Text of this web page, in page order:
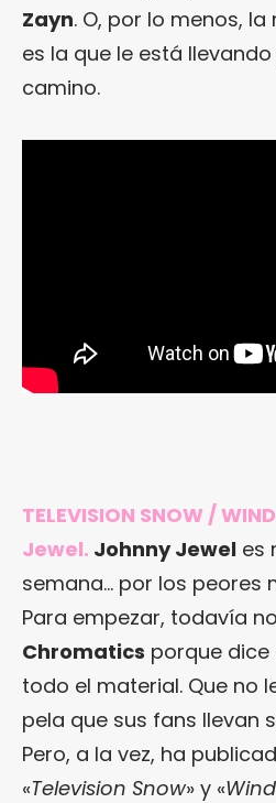
Zayn. O, por lo menos, la
es la que le está
camino.
TELEVISION SNOW /
Jewel. Johnny Jewel es
semana… por los peores
Para empezar, todavía
Chromatics porque
todo el material. Que no
pela que sus fans llevan
Pero, a la vez, ha
«Television Snow» y «